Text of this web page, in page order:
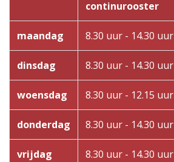
continurooster
maandag 8.30 uur - 14.30 uur
dinsdag 8.30 uur - 14.30 uur
woensdag 8.30 uur - 12.15 uur
donderdag 8.30 uur - 14.30 uur
vrijdag 8.30 uur - 14.30 uur